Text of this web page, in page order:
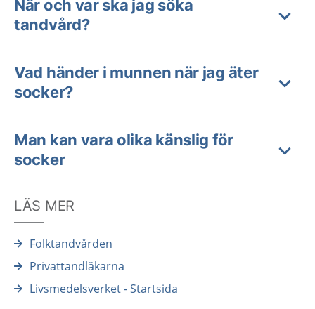
När och var ska jag söka
tandvård?
Vad händer i munnen när jag äter
socker?
Man kan vara olika känslig för
socker
LÄS MER
Folktandvården
Privattandläkarna
Livsmedelsverket - Startsida